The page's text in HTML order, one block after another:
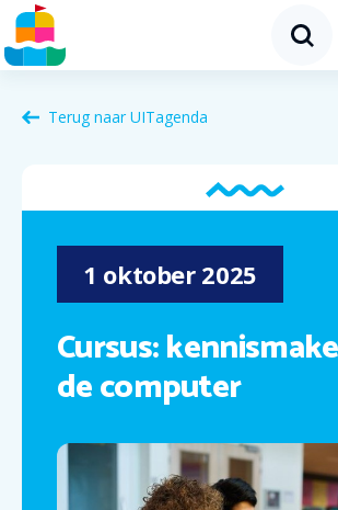
Terug naar UITagenda
1 oktober 2025
Cursus:
de computer